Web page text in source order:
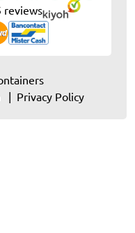
reviews
Privacy Policy